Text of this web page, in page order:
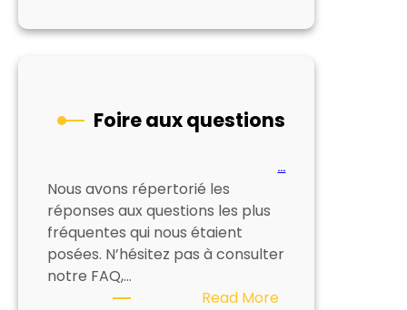
Marchés
peu
Foire aux questions
…
Nous avons répertorié les
réponses aux questions les plus
fréquentes qui nous étaient
posées. N’hésitez pas à consulter
notre FAQ,…
Read More: